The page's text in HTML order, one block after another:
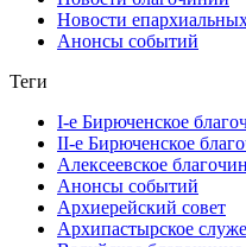
Новости
Анонсы событий
Теги
I-е Бирюченское
II-е Бирюченское
Алексеевское
Анонсы событий
Архиерейский совет
Архипастырское